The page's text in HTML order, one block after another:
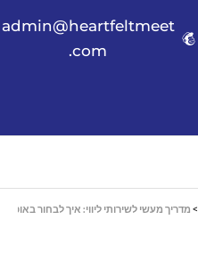
admin@heartfeltmeet
.com
מדריך מעשי לשירותי ליווי: איך לבחור באופן